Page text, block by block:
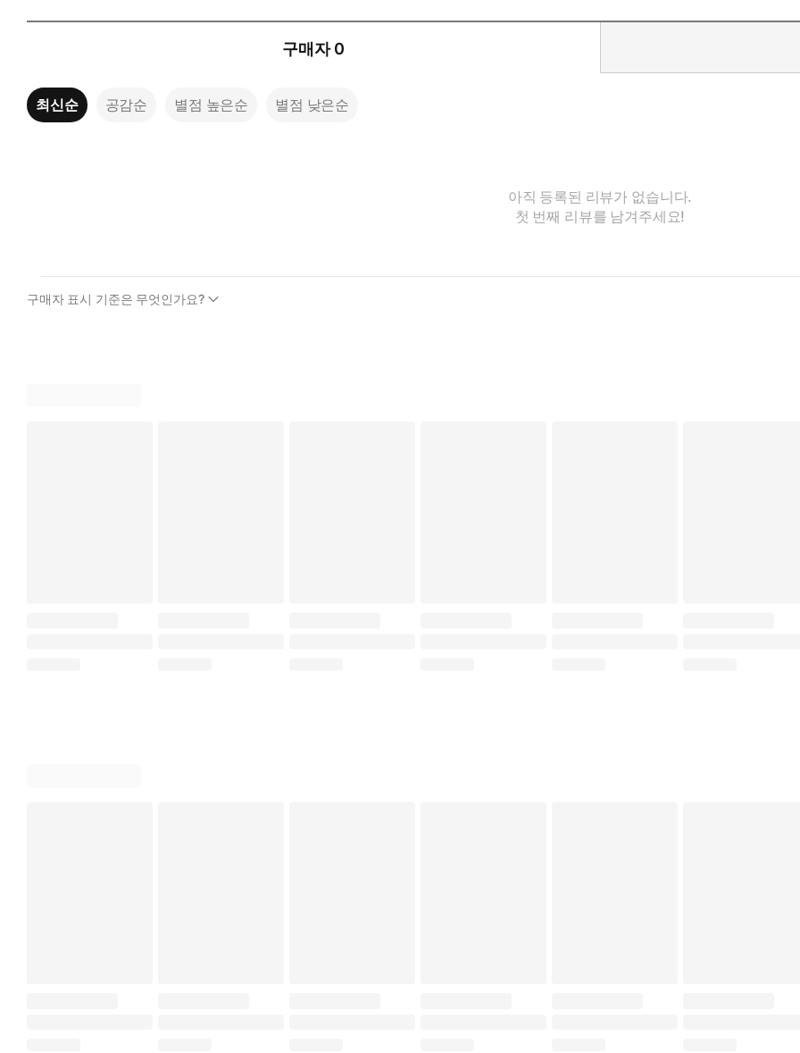
구매자 0
최신순 공감순 별점 높은순 별점 낮은순
아직 등록된 리뷰가 없습니다.
첫 번째 리뷰를 남겨주세요!
구매자 표시 기준은 무엇인가요?